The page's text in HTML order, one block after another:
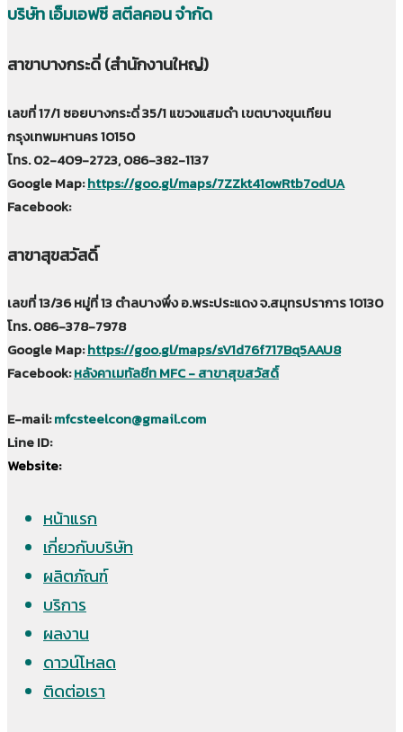
บริษัท เอ็มเอฟซี สตีลคอน จำกัด
สาขาบางกระดี่ (สำนักงานใหญ่)
เลขที่ 17/1 ซอยบางกระดี่ 35/1 แขวงแสมดำ เขตบางขุนเทียน
กรุงเทพมหานคร 10150
โทร. 02-409-2723, 086-382-1137
Google Map:https://goo.gl/maps/7ZZkt41owRtb7odUA
Facebook:
สาขาสุขสวัสดิ์
เลขที่ 13/36 หมู่ที่ 13 ตำลบางพึ่ง อ.พระประแดง จ.สมุทรปราการ 10130
โทร. 086-378-7978
Google Map:https://goo.gl/maps/sV1d76f717Bq5AAU8
Facebook:หลังคาเมทัลชีท MFC - สาขาสุขสวัสดิ์
E-mail:mfcsteelcon@gmail.com
Line ID:
Website:
หน้าแรก
เกี่ยวกับบริษัท
ผลิตภัณฑ์
บริการ
ผลงาน
ดาวน์โหลด
ติดต่อเรา